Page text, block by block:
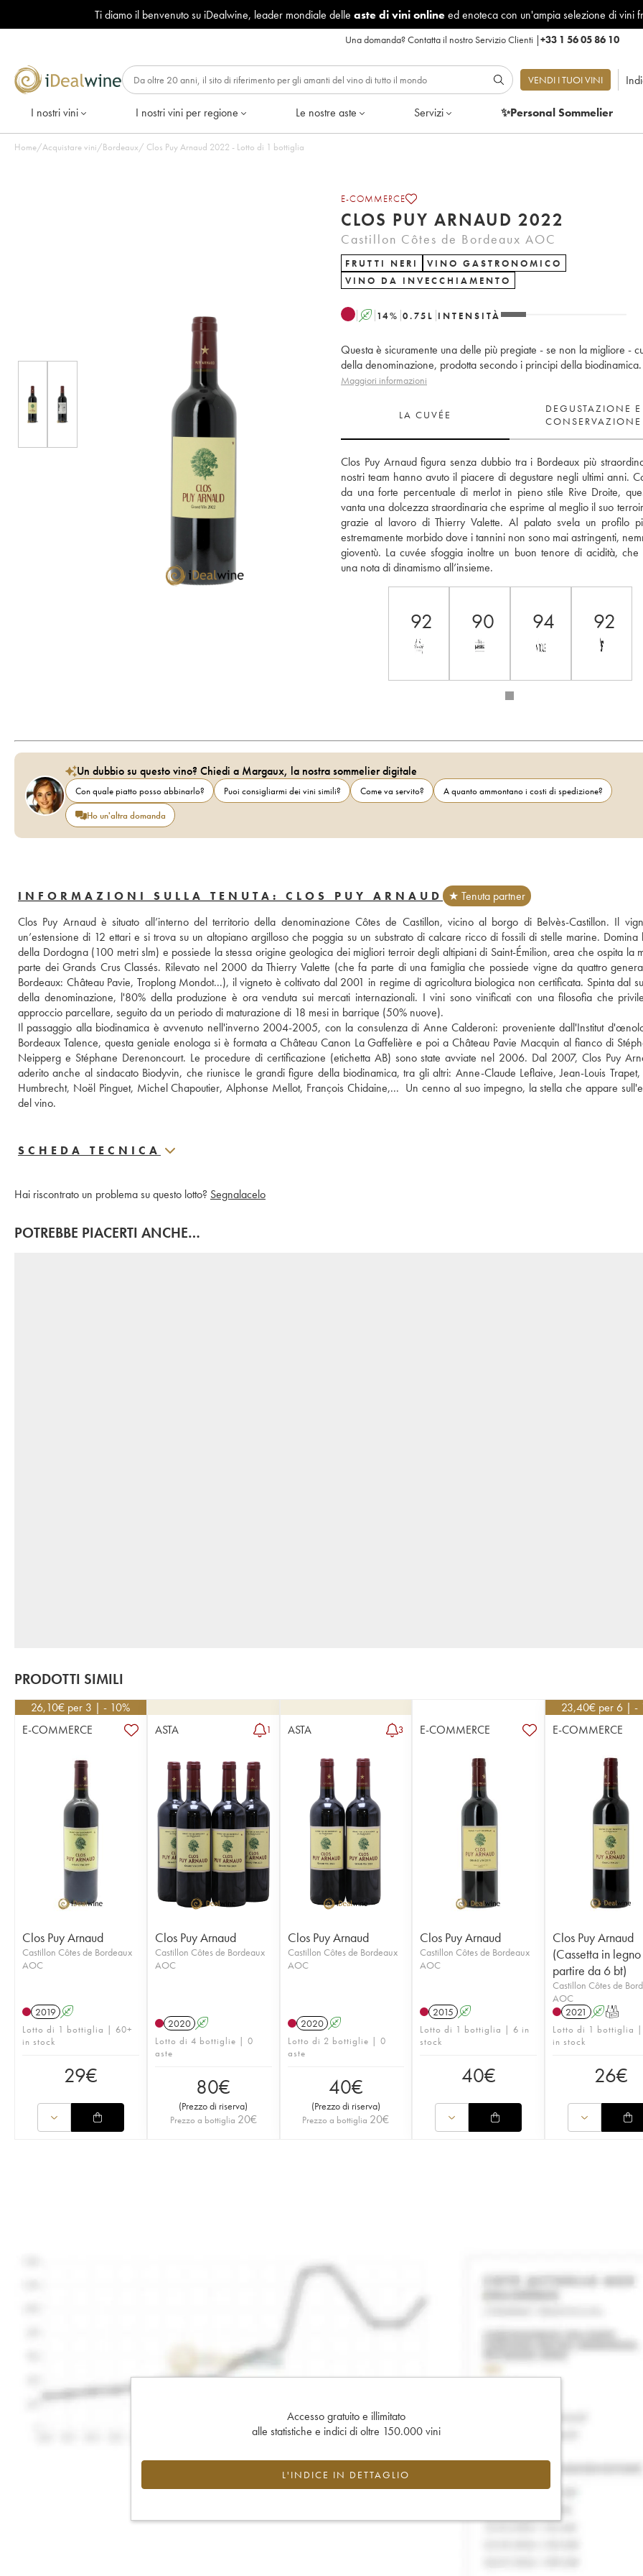
Ti diamo il benvenuto su iDealwine, leader mondiale delle aste di vini onlineed enoteca con un'ampia selezione di vini
Una domanda?Contatta il nostro Servizio Clienti |+33 1 56 05 86 10
VENDI I TUOI VINI
I nostri vini I nostri vini per regione Le nostre aste Servizi ✨Personal Sommelier
Home/Acquistare vini/Bordeaux/ Clos Puy Arnaud 2022 - Lotto di 1 bottiglia
E-COMMERCE
CLOS PUY ARNAUD 2022
Castillon Côtes de Bordeaux AOC
FRUTTI NERI
VINO GASTRONOMICO
VINO DA INVECCHIAMENTO
A 14% 0.75 L INTENSITÀ
Questa è sicuramente una delle più pregiate - se non la migliore -
della denominazione, prodotta secondo i principi della biodinamica.
Maggiori informazioni
LA CUVÉE
DEGUSTAZIONE E
CONSERVAZIONE
Clos Puy Arnaud figura senza dubbio tra i Bordeaux più
nostri team hanno avuto il piacere di degustare negli ultimi anni.
da una forte percentuale di merlot in pieno stile Rive Droite,
vanta una dolcezza straordinaria che esprime al meglio il suo
grazie al lavoro di Thierry Valette. Al palato svela un profilo
estremamente morbido dove i tannini non sono mai astringenti,
gioventù. La cuvée sfoggia inoltre un buon tenore di acidità, che
una nota di dinamismo all’insieme.
92 90 94 92
Un dubbio su questo vino? Chiedi a Margaux, la nostra sommelier digitale
Con quale piatto posso abbinarlo? Puoi consigliarmi dei vini simili? Come va servito?
A quanto ammontano i costi di spedizione?
Ho un'altra domanda
INFORMAZIONI SULLA TENUTA: CLOS PUY ARNAUD
★ Tenuta partner
Clos Puy Arnaud è situato all’interno del territorio della denominazione Côtes de Castillon, vicino al borgo di Belvès-Castillon. Il
un’estensione di 12 ettari e si trova su un altopiano argilloso che poggia su un substrato di calcare ricco di fossili di stelle marine. Domina
della Dordogna (100 metri slm) e possiede la stessa origine geologica dei migliori terroir degli altipiani di Saint-Émilion, area che ospita la
parte dei Grands Crus Classés. Rilevato nel 2000 da Thierry Valette (che fa parte di una famiglia che possiede vigne da quattro
Bordeaux: Château Pavie, Troplong Mondot...), il vigneto è coltivato dal 2001 in regime di agricoltura biologica non certificata. Spinta dal
della denominazione, l'80% della produzione è ora venduta sui mercati internazionali. I vini sono vinificati con una filosofia che
approccio parcellare, seguito da un periodo di maturazione di 18 mesi in barrique (50% nuove).
Il passaggio alla biodinamica è avvenuto nell'inverno 2004-2005, con la consulenza di Anne Calderoni: proveniente dall'Institut
Bordeaux Talence, questa geniale enologa si è formata a Château Canon La Gaffelière e poi a Château Pavie Macquin al fianco di
Neipperg e Stéphane Derenoncourt. Le procedure di certificazione (etichetta AB) sono state avviate nel 2006. Dal 2007, Clos Puy
aderito anche al sindacato Biodyvin, che riunisce le grandi figure della biodinamica, tra gli altri: Anne-Claude Leflaive, Jean-Louis
Humbrecht, Noël Pinguet, Michel Chapoutier, Alphonse Mellot, François Chidaine,...  Un cenno al suo impegno, la stella che appare
del vino.
SCHEDA TECNICA
Hai riscontrato un problema su questo lotto? Segnalacelo
POTREBBE PIACERTI ANCHE…
PRODOTTI SIMILI
26,10€ per 3 | - 10%
E-COMMERCE
Clos Puy Arnaud
Castillon Côtes de Bordeaux
AOC
2019 A
Lotto di 1 bottiglia | 60+
in stock
29€
ASTA 1
Clos Puy Arnaud
Castillon Côtes de Bordeaux
AOC
2020 A
Lotto di 4 bottiglie | 0
aste
80€
(Prezzo di riserva)
Prezzo a bottiglia 20€
ASTA 3
Clos Puy Arnaud
Castillon Côtes de Bordeaux
AOC
2020 A
Lotto di 2 bottiglie | 0
aste
40€
(Prezzo di riserva)
Prezzo a bottiglia 20€
E-COMMERCE
Clos Puy Arnaud
Castillon Côtes de Bordeaux
AOC
2015 A
Lotto di 1 bottiglia | 6 in
stock
40€
23,40€ per 6 | -
E-COMMERCE
Clos Puy Arnaud
(Cassetta in
partire da 6 bt)
Castillon Côtes de
AOC
2021
AT
Lotto di 1 bottiglia
in stock
26€
Accesso gratuito e illimitato
alle statistiche e indici di oltre 150.000 vini
L'INDICE IN DETTAGLIO